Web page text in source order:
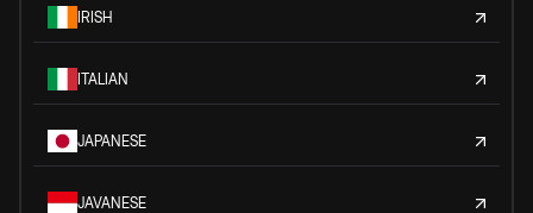
IRISH
ITALIAN
JAPANESE
JAVANESE